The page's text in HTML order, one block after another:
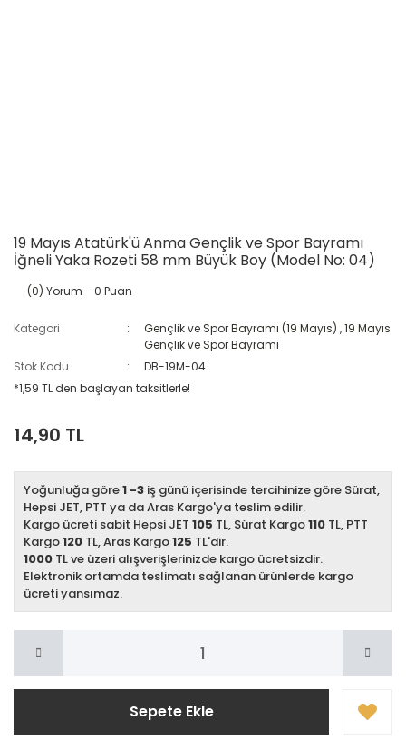
19 Mayıs Atatürk'ü Anma Gençlik ve Spor Bayramı
İğneli Yaka Rozeti 58 mm Büyük Boy (Model No: 04)
(0) Yorum - 0 Puan
Kategori Gençlik ve Spor Bayramı (19 Mayıs) ,19 Mayıs
Gençlik ve Spor Bayramı
Stok Kodu
DB-19M-04
*1,59 TL den başlayan taksitlerle!
14,90 TL
Yoğunluğa göre1 -3 iş günü içerisinde tercihinize göre Sürat,
Hepsi JET, PTT ya da Aras Kargo'ya teslim edilir.
Kargo ücreti sabit Hepsi JET 105 TL, Sürat Kargo110 TL, PTT
Kargo120 TL, Aras Kargo125 TL'dir.
1000 TL ve üzeri alışverişlerinizde kargo ücretsizdir.
Elektronik ortamda teslimatı sağlanan ürünlerde kargo
ücreti yansımaz.
Sepete Ekle